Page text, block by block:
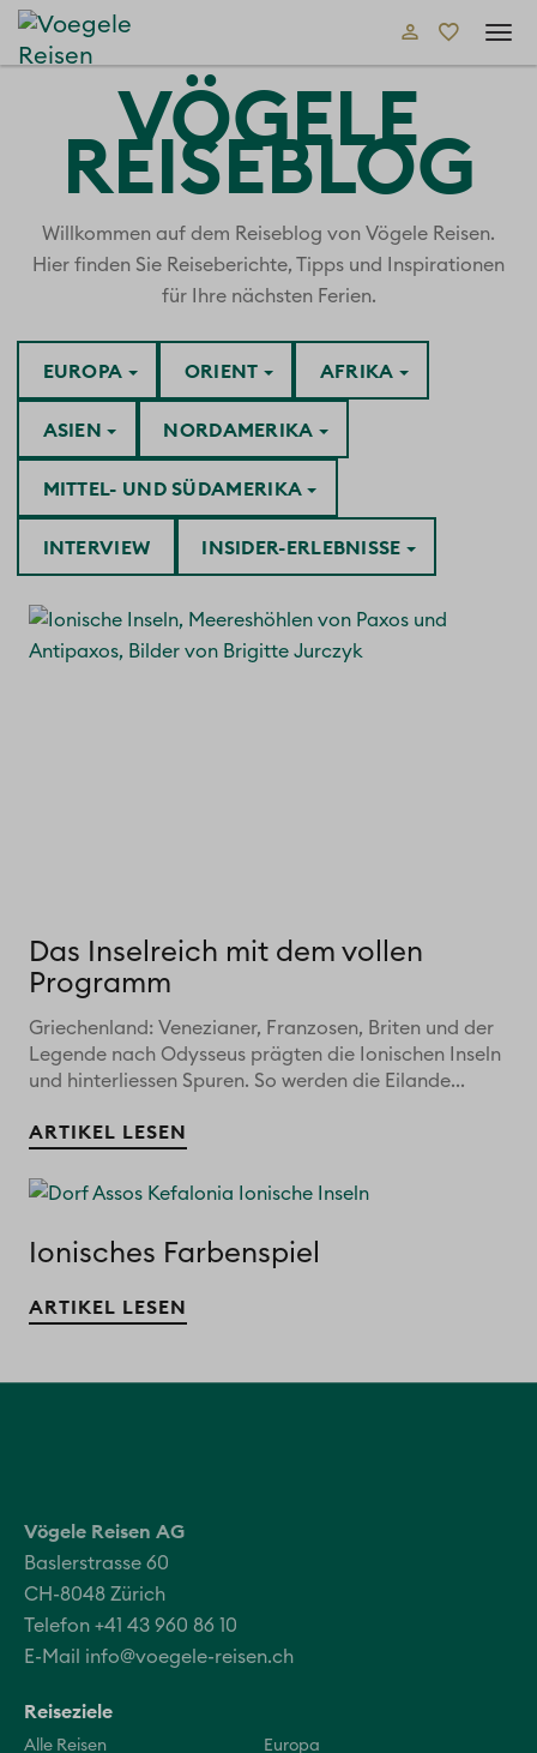
VÖGELE
REISEBLOG
Willkommen auf dem Reiseblog von Vögele Reisen.
Hier finden Sie Reiseberichte, Tipps und Inspirationen
für Ihre nächsten Ferien.
AFRIKA
ASIEN
EUROPA
INSIDER-ERLEBNISSE
INTERVIEW
MITTEL- UND SÜDAMERIKA
NORDAMERIKA
ORIENT
Das Inselreich mit dem vollen
Programm
Griechenland: Venezianer, Franzosen, Briten und der
Legende nach Odysseus prägten die Ionischen Inseln
und hinterliessen Spuren. So werden die Eilande...
ARTIKEL LESEN
Ionisches Farbenspiel
ARTIKEL LESEN
Vögele Reisen AG
Baslerstrasse 60
CH-8048 Zürich
Telefon +41 43 960 86 10
E-Mail info@voegele-reisen.ch
Reiseziele
Alle Reisen Europa